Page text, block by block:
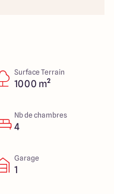
4.6
Surface Terrain
1000 m²
Nb de chambres
4
Garage
1